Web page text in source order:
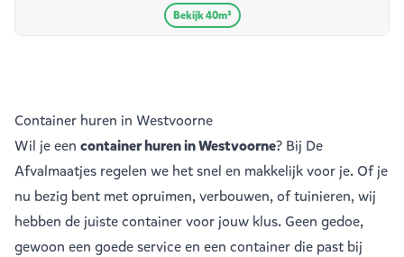
Bekijk 40m³
Container huren in Westvoorne
Wil je een container huren in Westvoorne? Bij De
Afvalmaatjes regelen we het snel en makkelijk voor je. Of je
nu bezig bent met opruimen, verbouwen, of tuinieren, wij
hebben de juiste container voor jouw klus. Geen gedoe,
gewoon een goede service en een container die past bij